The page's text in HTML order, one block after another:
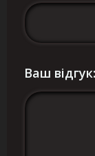
Ваш відгук: